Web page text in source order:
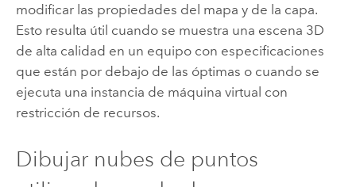
modificar las propiedades del mapa y de la capa.
Esto resulta útil cuando se muestra una escena 3D
de alta calidad en un equipo con especificaciones
que están por debajo de las óptimas o cuando se
ejecuta una instancia de máquina virtual con
restricción de recursos.
Dibujar nubes de puntos